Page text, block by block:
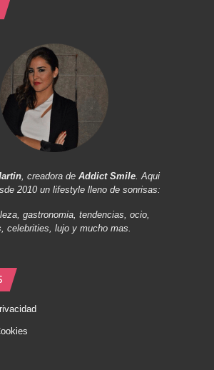
, creadora de Addict Smile. Aqui
2010 un lifestyle lleno de sonrisas:
gastronomia, tendencias, ocio,
celebrities, lujo y mucho mas.